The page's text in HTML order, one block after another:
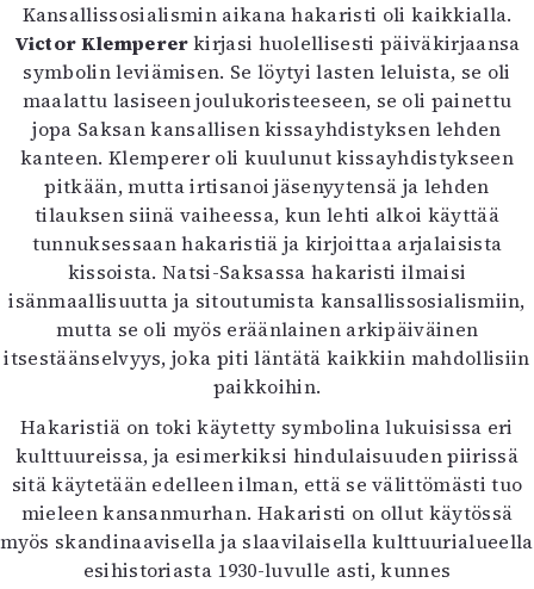
Kansallissosialismin aikana hakaristi oli kaikkialla.
Victor Klempererkirjasi huolellisesti päiväkirjaansa
symbolin leviämisen. Se löytyi lasten leluista, se oli
maalattu lasiseen joulukoristeeseen, se oli painettu
jopa Saksan kansallisen kissayhdistyksen lehden
kanteen. Klemperer oli kuulunut kissayhdistykseen
pitkään, mutta irtisanoi jäsenyytensä ja lehden
tilauksen siinä vaiheessa, kun lehti alkoi käyttää
tunnuksessaan hakaristiä ja kirjoittaa arjalaisista
kissoista. Natsi-Saksassa hakaristi ilmaisi
isänmaallisuutta ja sitoutumista kansallissosialismiin,
mutta se oli myös eräänlainen arkipäiväinen
itsestäänselvyys, joka piti läntätä kaikkiin mahdollisiin
paikkoihin.
Hakaristiä on toki käytetty symbolina lukuisissa eri
kulttuureissa, ja esimerkiksi hindulaisuuden piirissä
sitä käytetään edelleen ilman, että se välittömästi tuo
mieleen kansanmurhan. Hakaristi on ollut käytössä
myös skandinaavisella ja slaavilaisella kulttuurialueella
esihistoriasta 1930-luvulle asti, kunnes